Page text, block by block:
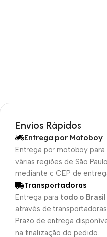
Envios Rápidos
Entrega por Motoboy
Entrega por motoboy para
várias regiões de São
mediante o CEP de
Transportadoras
Entrega para todo o Brasil
através de transportadoras.
Prazo de entrega
na finalização do pedido.